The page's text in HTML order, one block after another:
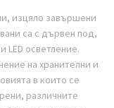
изцяло завършени
са с дървен под,
LED осветление.
на хранителни и
в които се
различните